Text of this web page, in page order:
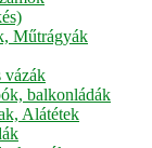
Műtrágyák
vázák
balkonládák
Alátétek